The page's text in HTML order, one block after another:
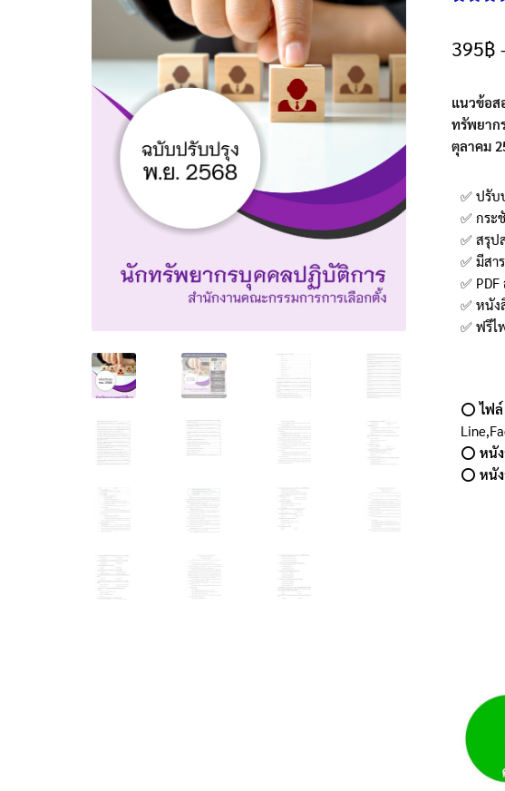
คะแนนเ
คะแนนข
ลูกค้า
395฿
แนวข้อ
ทรัพยาก
ตุลาคม
✅ ปรับ
✅ กระ
✅ สรุ
✅ มีส
✅
✅ หนัง
✅ ฟรีไ
⭕️ไฟล์
⭕️หนั
⭕️หนั